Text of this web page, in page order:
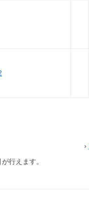
›
行えます。